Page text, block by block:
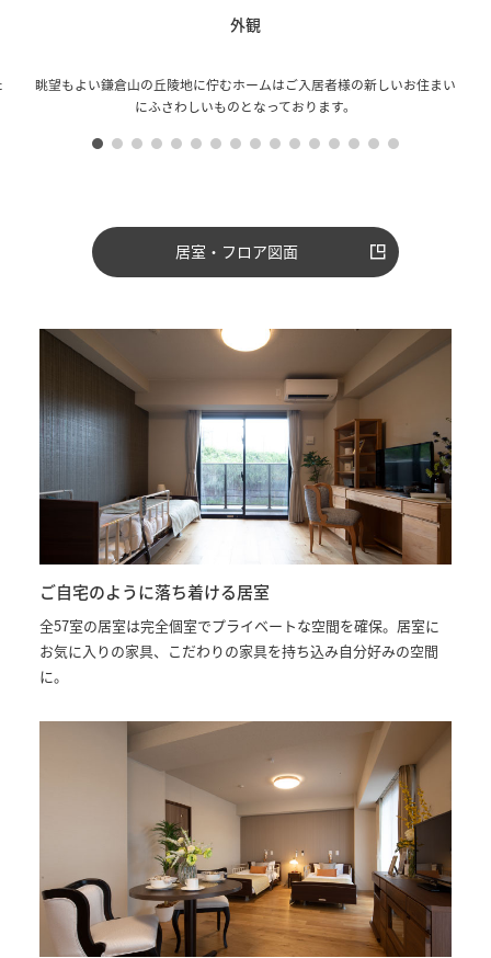
外観
眺望もよい鎌倉山の丘陵地に佇むホームはご入居者様の新しいお住まい
にふさわしいものとなっております。
居室・フロア図面
ご自宅のように落ち着ける居室
全57室の居室は完全個室でプライベートな空間を確保。居室に
お気に入りの家具、こだわりの家具を持ち込み自分好みの空間
に。